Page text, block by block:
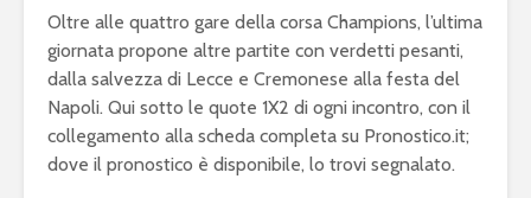
Oltre alle quattro gare della corsa Champions, l’ultima
giornata propone altre partite con verdetti pesanti,
dalla salvezza di Lecce e Cremonese alla festa del
Napoli. Qui sotto le quote 1X2 di ogni incontro, con il
collegamento alla scheda completa su Pronostico.it;
dove il pronostico è disponibile, lo trovi segnalato.